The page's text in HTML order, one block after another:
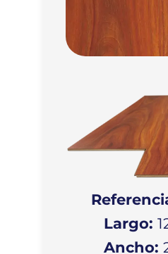
Largo:
Ancho: